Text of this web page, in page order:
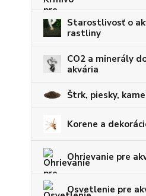
Starostlivosť o
rastliny
CO2 a minerály
akvária
Štrk, piesky,
Korene a
Ohrievanie pre
Osvetlenie pre